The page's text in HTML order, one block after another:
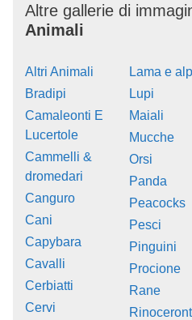
Altre gallerie di
Animali
Altri Animali
Bradipi
Camaleonti E
Lucertole
Cammelli &
dromedari
Canguro
Cani
Capybara
Cavalli
Cerbiatti
Cervi
Lama e
Lupi
Maiali
Mucche
Orsi
Panda
Peacocks
Pesci
Pinguini
Procione
Rane